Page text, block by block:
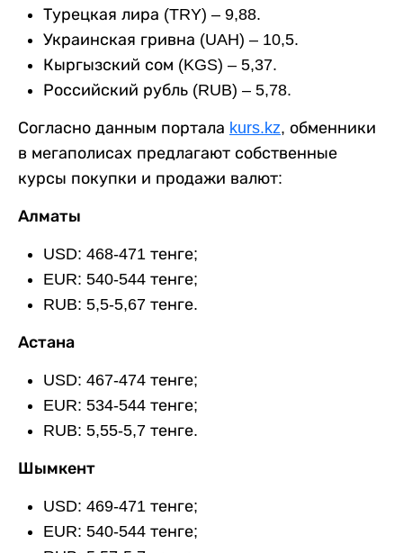
Турецкая лира (TRY) – 9,88.
Украинская гривна (UAH) – 10,5.
Кыргызский сом (KGS) – 5,37.
Российский рубль (RUB) – 5,78.
Согласно данным портала kurs.kz, обменники
в мегаполисах предлагают собственные
курсы покупки и продажи валют:
Алматы
USD: 468-471 тенге;
EUR: 540-544 тенге;
RUB: 5,5-5,67 тенге.
Астана
USD: 467-474 тенге;
EUR: 534-544 тенге;
RUB: 5,55-5,7 тенге.
Шымкент
USD: 469-471 тенге;
EUR: 540-544 тенге;